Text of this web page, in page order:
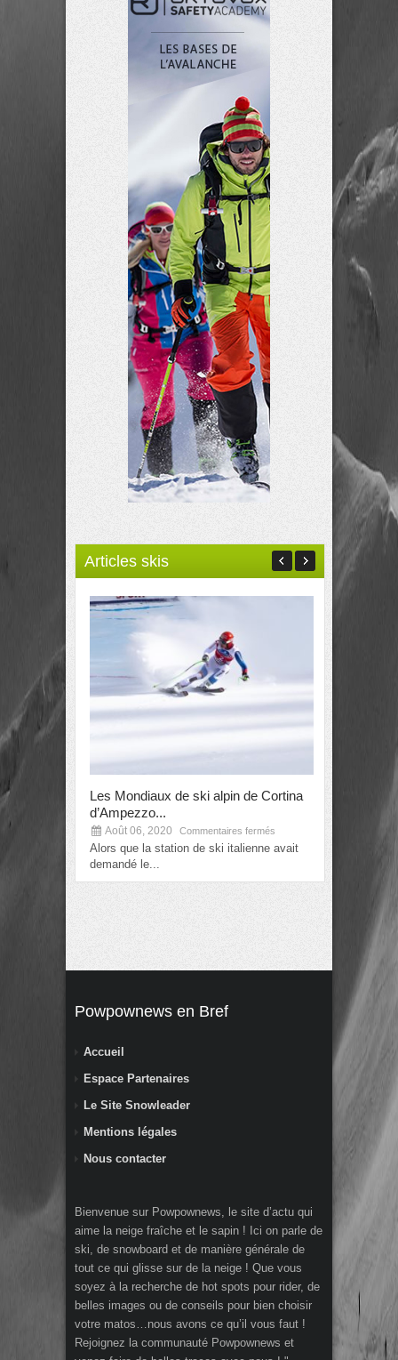
Articles skis
Les Mondiaux de ski alpin de Cortina
d’Ampezzo...
Août 06, 2020 Commentaires fermés
Alors que la station de ski italienne avait
demandé le...
Powpownews en Bref
Accueil
Espace Partenaires
Le Site Snowleader
Mentions légales
Nous contacter
Bienvenue sur Powpownews, le site d’actu qui
aime la neige fraîche et le sapin ! Ici on parle de
ski, de snowboard et de manière générale de
tout ce qui glisse sur de la neige ! Que vous
soyez à la recherche de hot spots pour rider, de
belles images ou de conseils pour bien choisir
votre matos…nous avons ce qu’il vous faut !
Rejoignez la communauté Powpownews et